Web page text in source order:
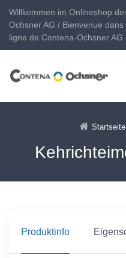
Willkommen im Onlineshop
Ochsner AG / Bienvenue dans
ligne de Contena-Ochsner AG
Startseite
Produktinfo